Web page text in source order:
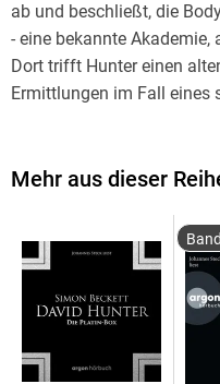
ab und beschließt, die
- eine bekannte Akademie,
Dort trifft Hunter einen
Ermittlungen im Fall eines
Mehr aus dieser